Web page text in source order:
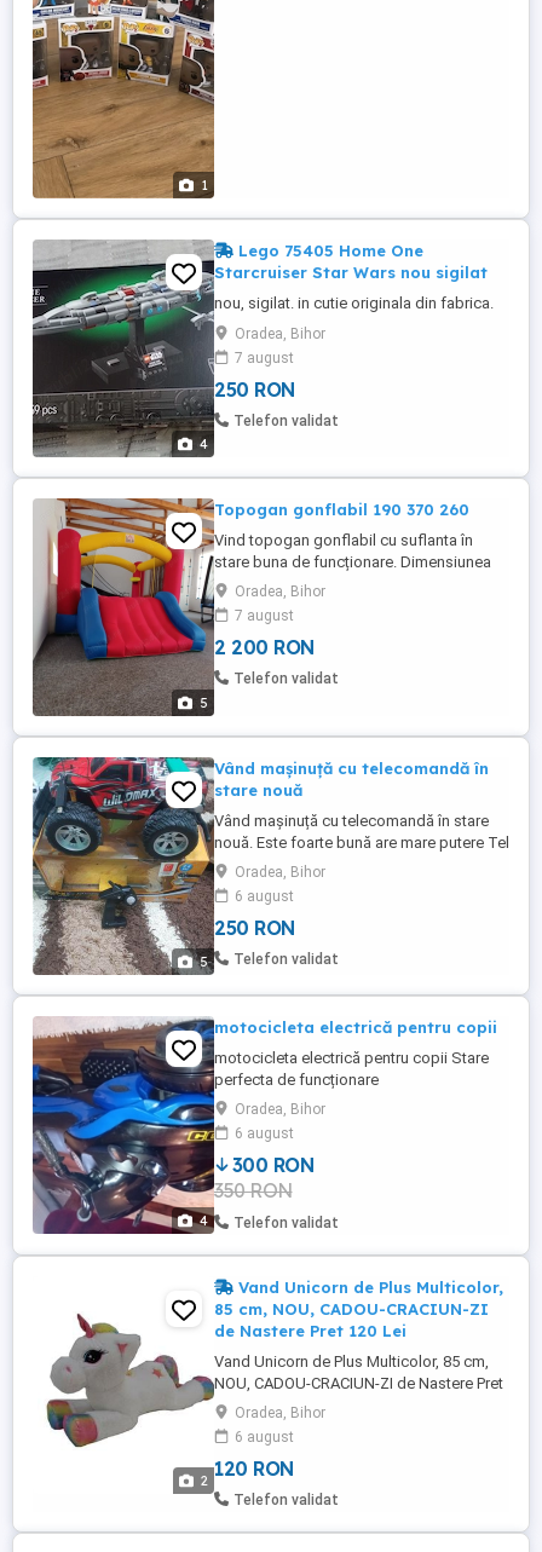
1
4
Lego 75405 Home One
Starcruiser Star Wars nou sigilat
nou, sigilat. in cutie originala din fabrica.
Oradea, Bihor
7 august
250 RON
Telefon validat
5
Topogan gonflabil 190 370 260
Vind topogan gonflabil cu suflanta în
stare buna de funcționare. Dimensiunea
este: H= 1,90, L = 3,70 lățime = 2.60 Pret:
2200 lei neg.
Oradea, Bihor
7 august
2 200 RON
Telefon validat
5
Vând mașinuță cu telecomandă în
stare nouă
Vând mașinuță cu telecomandă în stare
nouă. Este foarte bună are mare putere Tel
Oradea, Bihor
6 august
250 RON
Telefon validat
4
motocicleta electrică pentru copii
motocicleta electrică pentru copii Stare
perfecta de funcționare
Oradea, Bihor
6 august
300 RON
350 RON
Telefon validat
2
Vand Unicorn de Plus Multicolor,
85 cm, NOU, CADOU-CRACIUN-ZI
de Nastere Pret 120 Lei
Vand Unicorn de Plus Multicolor, 85 cm,
NOU, CADOU-CRACIUN-ZI de Nastere Pret
120 Lei. - - Vand Unicorn de Plus
Multicolor, 85 cm, NOU. CADOU pentru: -
Zile de nastere, -Cere in Casatorie, -
Sarbatorile de Craciun, -Nunta, -Valentine's
Day, -Ziua Indragostitilor / Dragobete, -
Oradea, Bihor
6 august
120 RON
Telefon validat